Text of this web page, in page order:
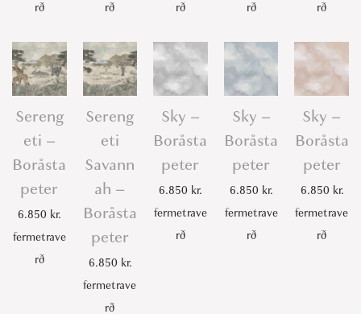
rð
rð
rð
rð
rð
Sereng
eti –
Boråsta
peter
6.850 kr.
fermetrave
rð
Sereng
eti
Savann
ah –
Boråsta
peter
6.850 kr.
fermetrave
rð
Sky –
Boråsta
peter
6.850 kr.
fermetrave
rð
Sky –
Boråsta
peter
6.850 kr.
fermetrave
rð
Sky –
Boråsta
peter
6.850 kr.
fermetrave
rð